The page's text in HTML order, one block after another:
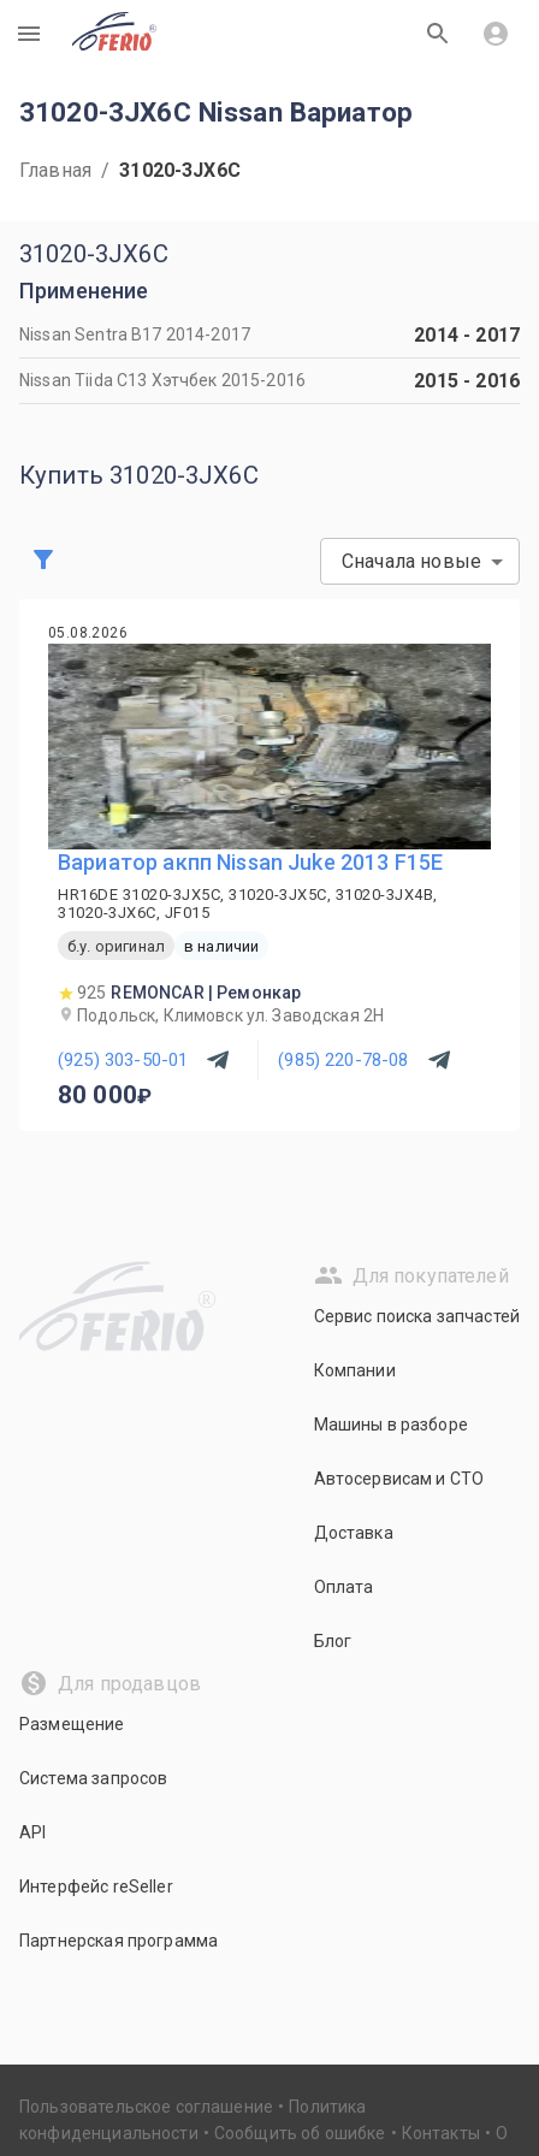
R
31020-3JX6C Nissan Вариатор
Главная / 31020-3JX6C
31020-3JX6C
Применение
Nissan Sentra B17 2014-2017 2014- 2017
Nissan Tiida C13 Хэтчбек 2015-2016 2015- 2016
Купить 31020-3JX6C
Сначала новые
05.08.2026
Вариатор акпп Nissan Juke 2013 F15E
HR16DE 31020-3JX5C, 31020-3JX5C, 31020-3JX4B,
31020-3JX6C, JF015
б.у. оригинал
в наличии
925 REMONCAR | Ремонкар
Подольск, Климовск ул. Заводская 2Н
(925) 303-50-01 (985) 220-78-08
80 000
R
Для покупателей
Сервис поиска запчастей
Компании
Машины в разборе
Автосервисам и СТО
Доставка
Оплата
Блог
Для продавцов
Размещение
Система запросов
API
Интерфейс reSeller
Партнерская программа
Пользовательское соглашение
Политика
конфиденциальности
Сообщить об ошибке Контакты
О